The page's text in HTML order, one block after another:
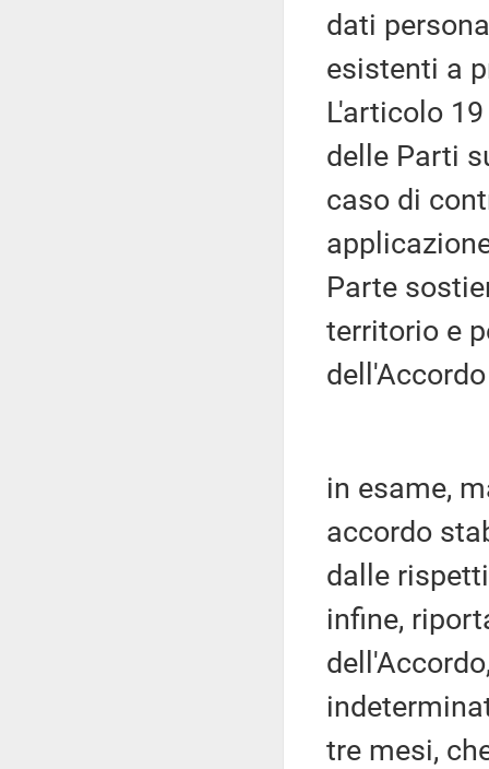
dati
esistenti a
L'articolo
delle Parti
caso di
Parte
territorio e
dell'Accordo
in esame,
accordo
dalle
infine,
tre mesi,